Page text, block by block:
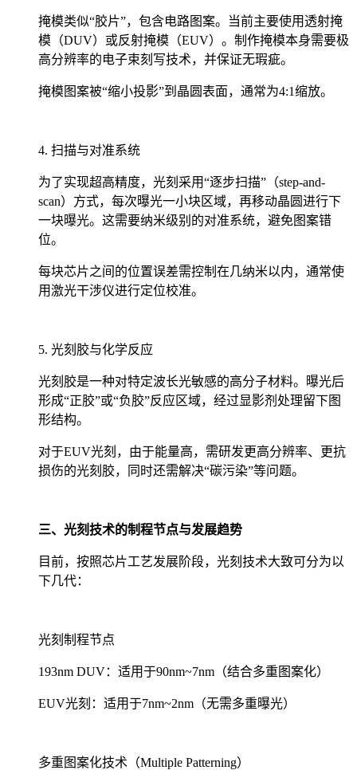
掩模类似“胶片”，包含电路图案。当前主要使用透射掩
模（DUV）或反射掩模（EUV）。制作掩模本身需要极
高分辨率的电子束刻写技术，并保证无瑕疵。
掩模图案被“缩小投影”到晶圆表面，通常为4:1缩放。
4. 扫描与对准系统
为了实现超高精度，光刻采用“逐步扫描”（step-and-
scan）方式，每次曝光一小块区域，再移动晶圆进行下
一块曝光。这需要纳米级别的对准系统，避免图案错
位。
每块芯片之间的位置误差需控制在几纳米以内，通常使
用激光干涉仪进行定位校准。
5. 光刻胶与化学反应
光刻胶是一种对特定波长光敏感的高分子材料。曝光后
形成“正胶”或“负胶”反应区域，经过显影剂处理留下图
形结构。
对于EUV光刻，由于能量高，需研发更高分辨率、更抗
损伤的光刻胶，同时还需解决“碳污染”等问题。
三、光刻技术的制程节点与发展趋势
目前，按照芯片工艺发展阶段，光刻技术大致可分为以
下几代：
光刻制程节点
193nm DUV：适用于90nm~7nm（结合多重图案化）
EUV光刻：适用于7nm~2nm（无需多重曝光）
多重图案化技术（Multiple Patterning）